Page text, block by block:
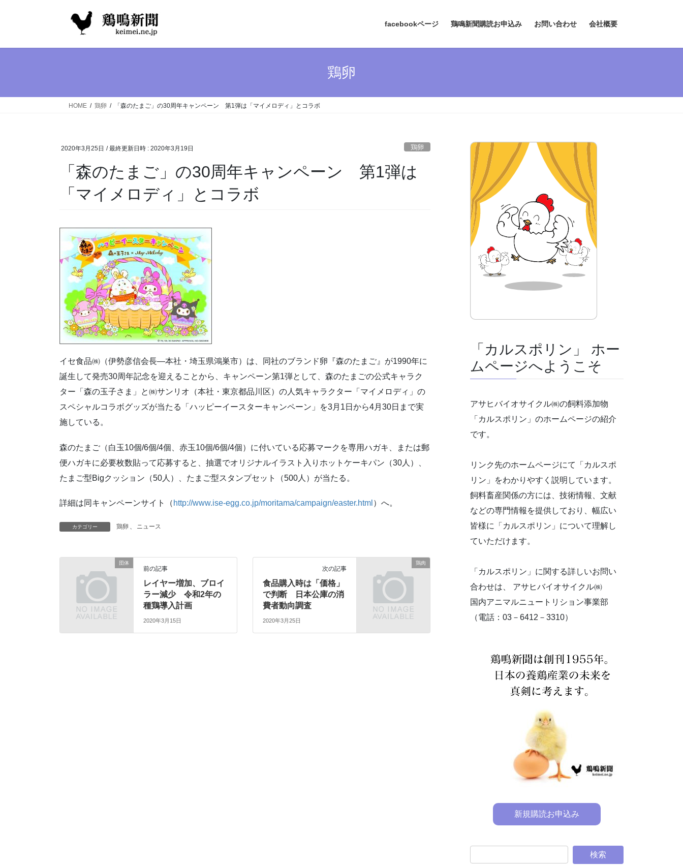
facebookページ 鶏鳴新聞購読お申込み お問い合わせ 会社概要
鶏卵
HOME 鶏卵 「森のたまご」の30周年キャンペーン 第1弾は「マイメロディ」とコラボ
2020年3月25日 / 最終更新日時 : 2020年3月19日 鶏卵
「森のたまご」の30周年キャンペーン 第1弾は
「マイメロディ」とコラボ
イセ食品㈱（伊勢彦信会長―本社・埼玉県鴻巣市）は、同社のブランド卵『森のたまご』が1990年に
誕生して発売30周年記念を迎えることから、キャンペーン第1弾として、森のたまごの公式キャラク
ター「森の玉子さま」と㈱サンリオ（本社・東京都品川区）の人気キャラクター「マイメロディ」の
スペシャルコラボグッズが当たる「ハッピーイースターキャンペーン」を3月1日から4月30日まで実
施している。
森のたまご（白玉10個/6個/4個、赤玉10個/6個/4個）に付いている応募マークを専用ハガキ、または郵
便ハガキに必要枚数貼って応募すると、抽選でオリジナルイラスト入りホットケーキパン（30人）、
たまご型Bigクッション（50人）、たまご型スタンプセット（500人）が当たる。
詳細は同キャンペーンサイト（ http://www.ise-egg.co.jp/moritama/campaign/easter.html ）へ。
カテゴリー 鶏卵 、 ニュース
団体
前の記事
レイヤー増加、ブロイ
ラー減少 令和2年の
種鶏導入計画
2020年3月15日
鶏肉
次の記事
食品購入時は「価格」
で判断 日本公庫の消
費者動向調査
2020年3月25日
「カルスポリン」 ホー
ムページへようこそ
アサヒバイオサイクル㈱の飼料添加物
「カルスポリン」のホームページの紹介
です。
リンク先のホームページにて「カルスポ
リン」をわかりやすく説明しています。
飼料畜産関係の方には、技術情報、文献
などの専門情報を提供しており、幅広い
皆様に「カルスポリン」について理解し
ていただけます。
「カルスポリン」に関する詳しいお問い
合わせは、 アサヒバイオサイクル㈱
国内アニマルニュートリション事業部
（電話：03－6412－3310）
新規購読お申込み